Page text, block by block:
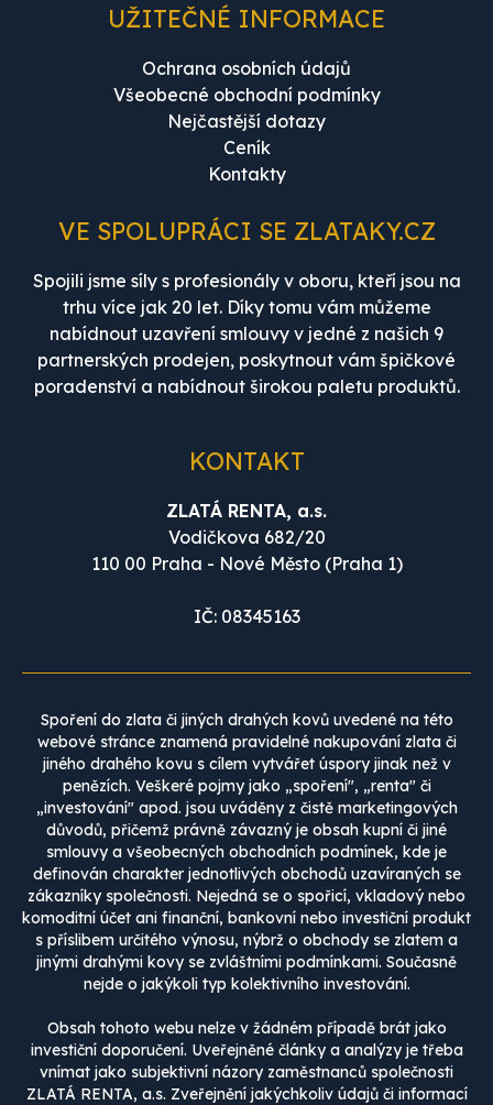
UŽITEČNÉ INFORMACE
Ochrana osobních údajů
Všeobecné obchodní podmínky
Nejčastější dotazy
Ceník
Kontakty
VE SPOLUPRÁCI SE ZLATAKY.CZ
Spojili jsme síly s profesionály v oboru, kteří jsou na
trhu více jak 20 let. Díky tomu vám můžeme
nabídnout uzavření smlouvy v jedné z našich 9
partnerských prodejen, poskytnout vám špičkové
poradenství a nabídnout širokou paletu produktů.
KONTAKT
ZLATÁ RENTA, a.s.
Vodičkova 682/20
110 00 Praha - Nové Město (Praha 1)
IČ: 08345163
Spoření do zlata či jiných drahých kovů uvedené na této
webové stránce znamená pravidelné nakupování zlata či
jiného drahého kovu s cílem vytvářet úspory jinak než v
penězích. Veškeré pojmy jako „spoření", „renta" či
„investování" apod. jsou uváděny z čistě marketingových
důvodů, přičemž právně závazný je obsah kupní či jiné
smlouvy a všeobecných obchodních podmínek, kde je
definován charakter jednotlivých obchodů uzavíraných se
zákazníky společnosti. Nejedná se o spořicí, vkladový nebo
komoditní účet ani finanční, bankovní nebo investiční produkt
s příslibem určitého výnosu, nýbrž o obchody se zlatem a
jinými drahými kovy se zvláštními podmínkami. Současně
nejde o jakýkoli typ kolektivního investování.
Obsah tohoto webu nelze v žádném případě brát jako
investiční doporučení. Uveřejněné články a analýzy je třeba
vnímat jako subjektivní názory zaměstnanců společnosti
ZLATÁ RENTA, a.s. Zveřejnění jakýchkoliv údajů či informací